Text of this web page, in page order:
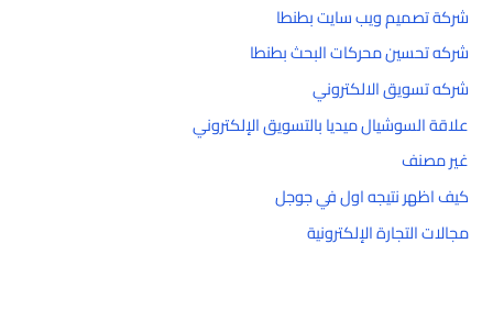
شركة تصميم ويب سايت بطنطا
شركه تحسين محركات البحث بطنطا
شركه تسويق الالكتروني
علاقة السوشيال ميديا بالتسويق الإلكتروني
غير مصنف
كيف اظهر نتيجه اول في جوجل
مجالات التجارة الإلكترونية